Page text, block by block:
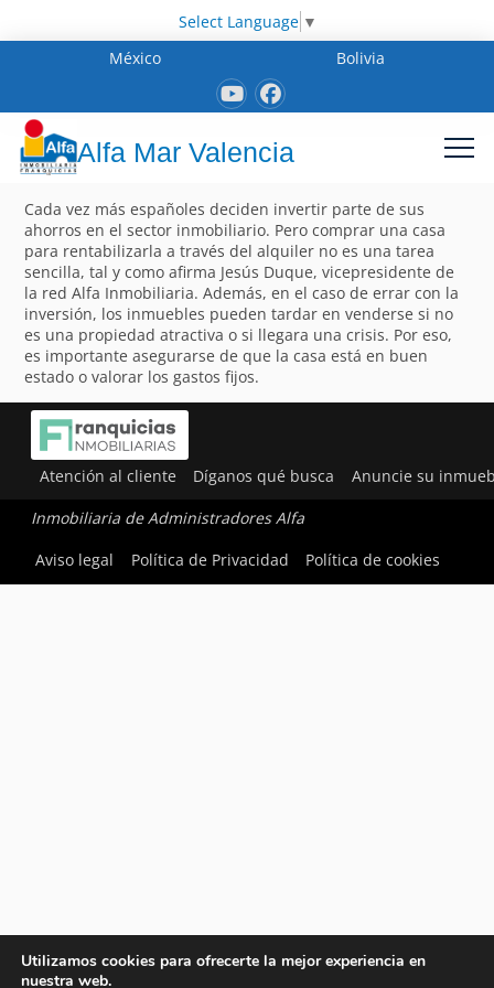
Select Language ▼
México
Bolivia
Alfa Mar Valencia
Cada vez más españoles deciden invertir parte de sus
ahorros en el sector inmobiliario. Pero comprar una casa
para rentabilizarla a través del alquiler no es una tarea
sencilla, tal y como afirma Jesús Duque, vicepresidente de
la red Alfa Inmobiliaria. Además, en el caso de errar con la
inversión, los inmuebles pueden tardar en venderse si no
es una propiedad atractiva o si llegara una crisis. Por eso,
es importante asegurarse de que la casa está en buen
estado o valorar los gastos fijos.
Atención al cliente Díganos qué busca Anuncie su
Inmobiliaria de Administradores Alfa
Aviso legal
Política de Privacidad Política de cookies
Utilizamos cookies para ofrecerte la mejor experiencia en
nuestra web.